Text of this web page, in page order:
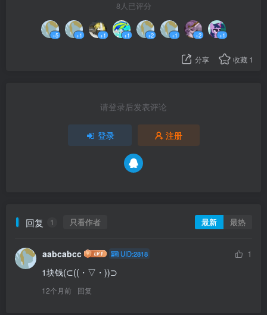
8人已评分
+5 +1 +1 +1 +2 +1 +2 +1
分享 收藏 1
请登录后发表评论
登录 注册
回复 1 只看作者 最新 最热
aabcabcc UID:2818
1
1块钱(⊂((・▽・))⊃
12个月前 回复